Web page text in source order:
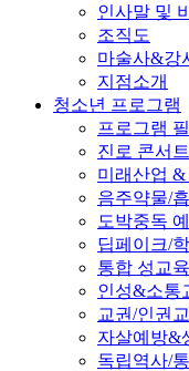
인사말 및
조직도
마술사&강
지점소개
청소년 프로그램
프로그램
진로 콘서
미래산업
음주약물/
도박중독
딥페이크/
통합 성교
인성&소통
교권/인권
자살예방&
독립역사/